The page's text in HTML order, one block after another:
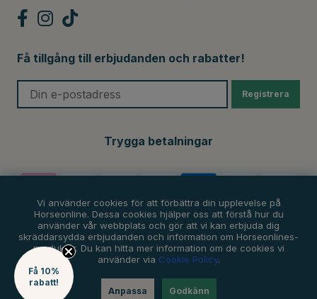
Få tillgång till erbjudanden och rabatter!
Registrera
Trygga betalningar
Vi använder cookies för att förbättra din upplevelse på
Horseonline. Dessa cookies hjälper oss att förstå hur du
använder vår webbplats och gör att vi kan erbjuda dig
skräddarsydda erbjudanden och information om Horseonlines-
produkter. Du kan hitta mer information om de cookies vi
använder via Cookie Policy.
Anpassa Godkänn
Få 10%
rabatt!